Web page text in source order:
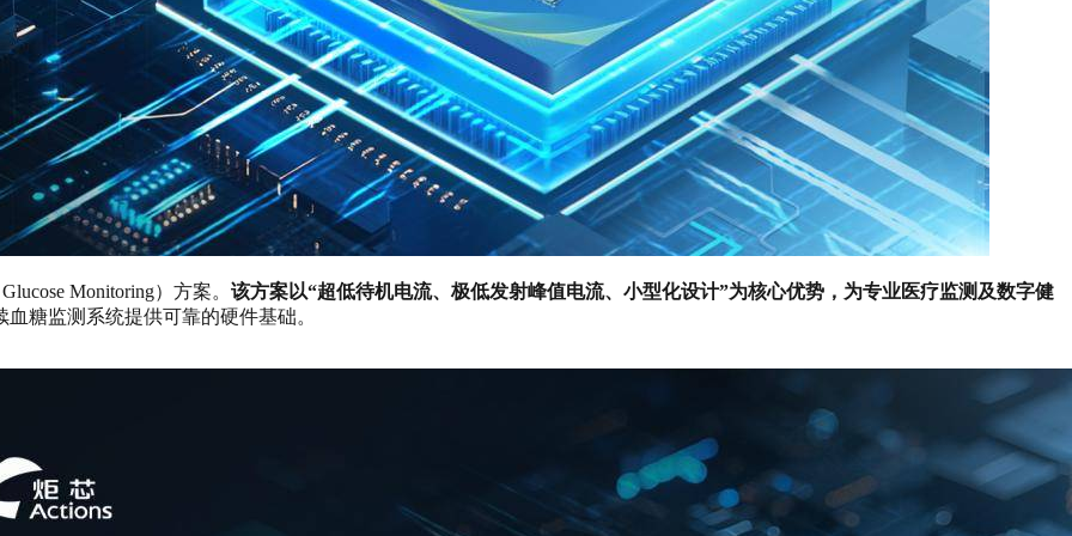
Monitoring）方案。 该方案以“超低待机电流、极低发射峰值电流、小型化设计”为核心优势，为专业医疗监测及数字健
血糖监测系统提供可靠的硬件基础。